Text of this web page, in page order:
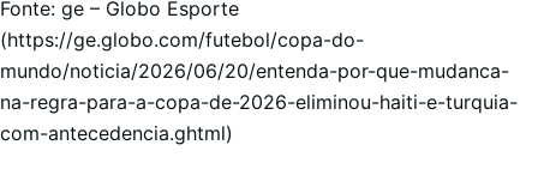
Fonte: ge – Globo Esporte
(https://ge.globo.com/futebol/copa-do-
mundo/noticia/2026/06/20/entenda-por-que-mudanca-
na-regra-para-a-copa-de-2026-eliminou-haiti-e-turquia-
com-antecedencia.ghtml)